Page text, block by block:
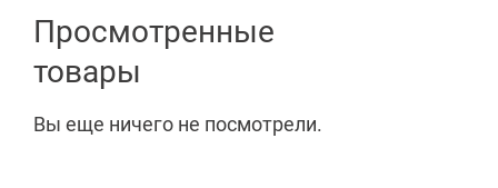
Просмотренные
товары
Вы еще ничего не посмотрели.